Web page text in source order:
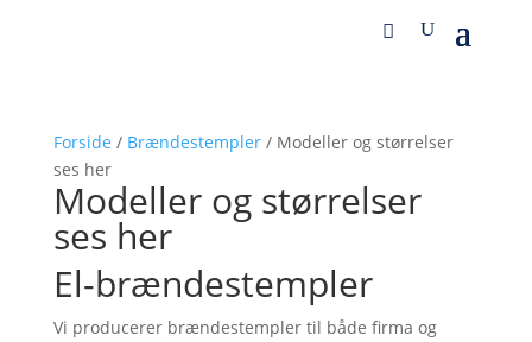
Forside / Brændestempler/ Modeller og størrelser
ses her
Modeller og størrelser
ses her
El-brændestempler
Vi producerer brændestempler til både firma og